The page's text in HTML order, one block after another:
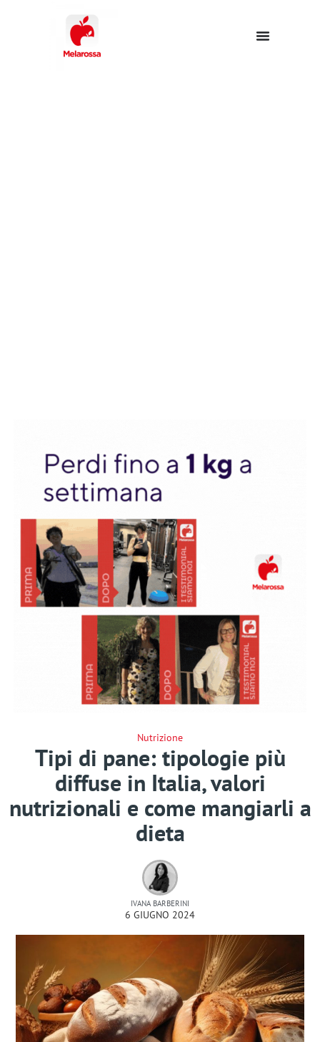
Nutrizione
Tipi di pane: tipologie più
diffuse in Italia, valori
nutrizionali e come mangiarli a
dieta
IVANA BARBERINI
6 GIUGNO 2024